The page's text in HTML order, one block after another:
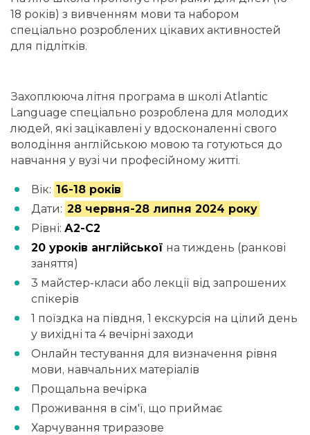
18 років) з вивченням мови та набором
спеціально розроблених цікавих активностей
для підлітків.
Захоплююча літня програма в школі Atlantic
Language спеціально розроблена для молодих
людей, які зацікавлені у вдосконаленні свого
володіння англійською мовою та готуються до
навчання у вузі чи професійному житті.
Вік: 16-18 років
Дати: 28 червня-28 липня 2024 року
Рівні: А2-С2
20 уроків англійської на тиждень (ранкові
заняття)
3 майстер-класи або лекції від запрошених
спікерів
1 поїздка на півдня, 1 екскурсія на цілий день
у вихідні та 4 вечірні заходи
Онлайн тестування для визначення рівня
мови, навчальних матеріалів
Прощальна вечірка
Проживання в сім'ї, що приймає
Харчування триразове